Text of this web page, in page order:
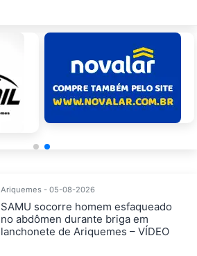
Ariquemes - 05-08-2026
SAMU socorre homem esfaqueado
no abdômen durante briga em
lanchonete de Ariquemes – VÍDEO